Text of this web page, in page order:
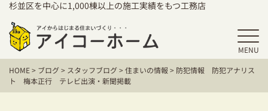
杉並区を中心に1,000棟以上の施工実績をもつ工務店
MENU
HOME
アイコーホームの家づくり
HOME> ブログ> スタッフブログ>住まいの情報 > 防犯情報 防犯アナリス
ト 梅本正行 テレビ出演・新聞掲載